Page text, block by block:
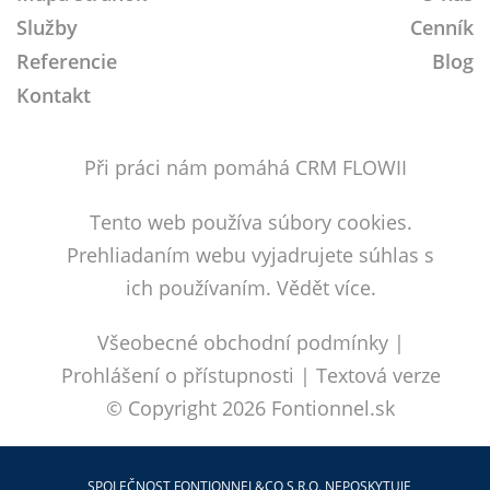
Služby
Cenník
Referencie
Blog
Kontakt
Při práci nám pomáhá CRM FLOWII
Tento web používa súbory cookies.
Prehliadaním webu vyjadrujete súhlas s
ich používaním. Vědět více.
Všeobecné obchodní podmínky|
Prohlášení o přístupnosti | Textová verze
© Copyright 2026 Fontionnel.sk
SPOLEČNOST FONTIONNEL&CO S.R.O. NEPOSKYTUJE